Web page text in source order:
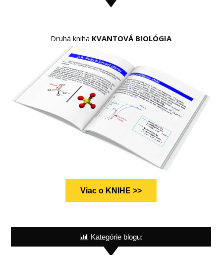
Druhá kniha KVANTOVÁ BIOLÓGIA
Viac o KNIHE >>
Kategórie blogu: